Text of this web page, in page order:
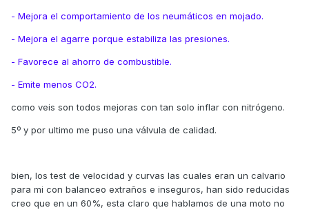
- Mejora el comportamiento de los neumáticos en mojado.
- Mejora el agarre porque estabiliza las presiones.
- Favorece al ahorro de combustible.
- Emite menos CO2.
como veis son todos mejoras con tan solo inflar con nitrógeno.
5º y por ultimo me puso una válvula de calidad.
bien, los test de velocidad y curvas las cuales eran un calvario
para mi con balanceo extraños e inseguros, han sido reducidas
creo que en un 60%, esta claro que hablamos de una moto no